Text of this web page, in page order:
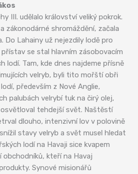
III. udělalo království veliký pokrok.
zákonodárné shromáždění, začala
Do Lahainy už nejezdily lodě pro
se stal hlavním zásobovacím
lodí. Tam, kde dnes najdeme přísně
velryb, byli tito mořští obři
především z Nové Anglie,
palubách velrybí tuk na čirý olej,
tehdejší svět. Naštěstí
dlouho, intenzivní lov v polovině
stavy velryb a svět musel hledat
lodí na Havaji sice kvapem
obchodníků, kteří na Havaj
Synové misionářů